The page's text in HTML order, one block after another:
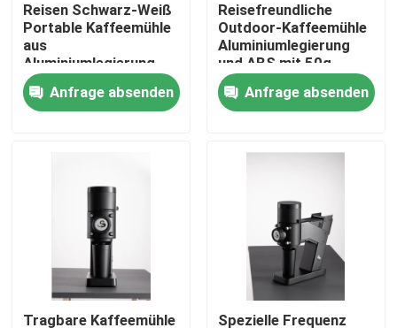
Fabrik-Ausflug
Qualitätskontrolle
Treten Sie mit uns in Verbindung
Kaffeebohneschleifer
Burr Coffee Grinder
Reisen Schwarz-Weiß
Portable Kaffeemühle
aus
Aluminiumlegierung
und ABS
Anfrage absenden
Reisefreundliche
Outdoor-Kaffeemühle
Aluminiumlegierung
und ABS mit 50g
Schleifleistung
Anfrage absenden
Tragbare Kaffeemühle Spezielle Frequenz